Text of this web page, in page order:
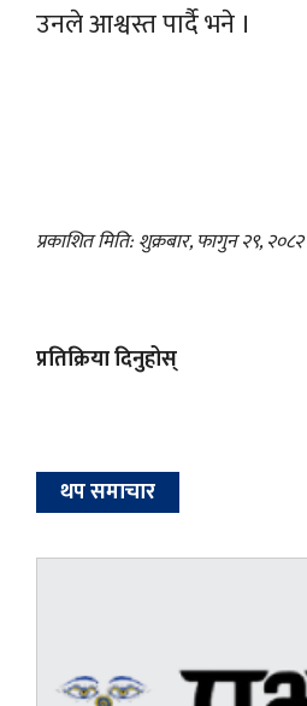
उनले आश्वस्त पार्दै भने ।
प्रकाशित मिति: शुक्रबार, फागुन २९, २०८२
प्रतिक्रिया दिनुहोस्
थप समाचार